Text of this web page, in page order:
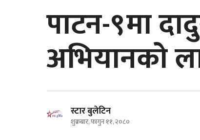
पाटन-९मा
अभियानको
स्टार बुलेटिन
शुक्रबार, फागुन ११, २०८०